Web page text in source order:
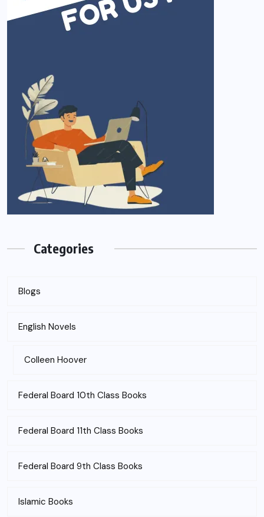
Categories
Blogs
English Novels
Colleen Hoover
Federal Board 10th Class Books
Federal Board 11th Class Books
Federal Board 9th Class Books
Islamic Books